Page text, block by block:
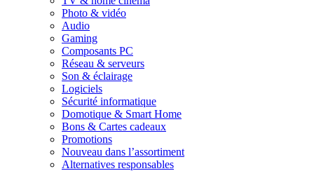
Photo & vidéo
Audio
Gaming
Composants PC
Réseau & serveurs
Son & éclairage
Logiciels
Sécurité informatique
Domotique & Smart Home
Bons & Cartes cadeaux
Promotions
Nouveau dans l’assortiment
Alternatives responsables